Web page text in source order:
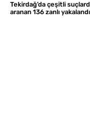
Tekirdağ’da çeşitli
aranan 136 zanlı yakalandı